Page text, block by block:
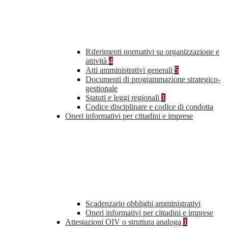
Riferimenti normativi su organizzazione e
attività 4
Atti amministrativi generali 5
Documenti di programmazione strategico-
gestionale
Statuti e leggi regionali 1
Codice disciplinare e codice di condotta
Oneri informativi per cittadini e imprese
Scadenzario obblighi amministrativi
Oneri informativi per cittadini e imprese
Attestazioni OIV o struttura analoga 1